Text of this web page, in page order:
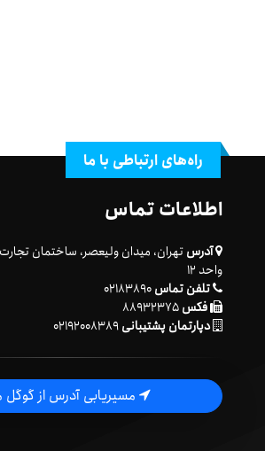
راه‌های ارتباطی با ما
اطلاعات تماس
آدرس
واحد ۱۲
تلفن تماس۰۲۱۸۳۸۹۰
فکس۸۸۹۳۲۳۷۵
دپارتمان پشتیبانی۰۲۱۹۲۰۰۸۳۸۹
مسیریابی آدرس از گوگل